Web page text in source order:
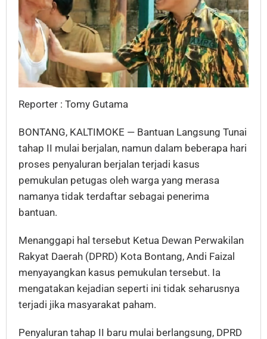
Reporter : Tomy Gutama
BONTANG, KALTIMOKE — Bantuan Langsung Tunai
tahap II mulai berjalan, namun dalam beberapa hari
proses penyaluran berjalan terjadi kasus
pemukulan petugas oleh warga yang merasa
namanya tidak terdaftar sebagai penerima
bantuan.
Menanggapi hal tersebut Ketua Dewan Perwakilan
Rakyat Daerah (DPRD) Kota Bontang, Andi Faizal
menyayangkan kasus pemukulan tersebut. Ia
mengatakan kejadian seperti ini tidak seharusnya
terjadi jika masyarakat paham.
Penyaluran tahap II baru mulai berlangsung, DPRD